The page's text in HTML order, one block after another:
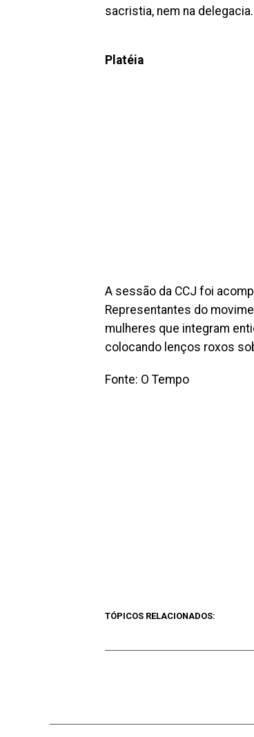
sacristia, nem na delegacia.
Platéia
A sessão da CCJ foi
Representantes do
mulheres que integram
colocando lenços roxos
Fonte: O Tempo
TÓPICOS RELACIONADOS: